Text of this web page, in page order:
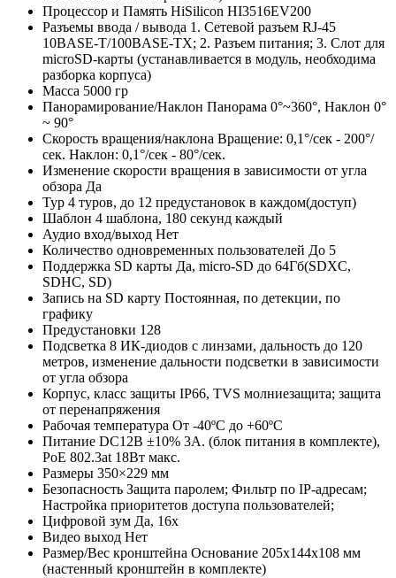
Процессор и Память HiSilicon HI3516EV200
Разъемы ввода / вывода 1. Сетевой разъем RJ-45
10BASE-T/100BASE-TX; 2. Разъем питания; 3. Слот для
microSD-карты (устанавливается в модуль, необходима
разборка корпуса)
Масса 5000 гр
Панорамирование/Наклон Панорама 0°~360°, Наклон 0°
~ 90°
Скорость вращения/наклона Вращение: 0,1°/сек - 200°/
сек. Наклон: 0,1°/сек - 80°/сек.
Изменение скорости вращения в зависимости от угла
обзора Да
Тур 4 туров, до 12 предустановок в каждом(доступ)
Шаблон 4 шаблона, 180 секунд каждый
Аудио вход/выход Нет
Количество одновременных пользователей До 5
Поддержка SD карты Да, micro-SD до 64Гб(SDXC,
SDHC, SD)
Запись на SD карту Постоянная, по детекции, по
графику
Предустановки 128
Подсветка 8 ИК-диодов с линзами, дальность до 120
метров, изменение дальности подсветки в зависимости
от угла обзора
Корпус, класс защиты IP66, TVS молниезащита; защита
от перенапряжения
Рабочая температура От -40ºC до +60ºC
Питание DC12В ±10% 3А. (блок питания в комплекте),
PoE 802.3at 18Вт макс.
Размеры 350×229 мм
Безопасность Защита паролем; Фильтр по IP-адресам;
Настройка приоритетов доступа пользователей;
Цифровой зум Да, 16х
Видео выход Нет
Размер/Вес кронштейна Основание 205х144х108 мм
(настенный кронштейн в комплекте)